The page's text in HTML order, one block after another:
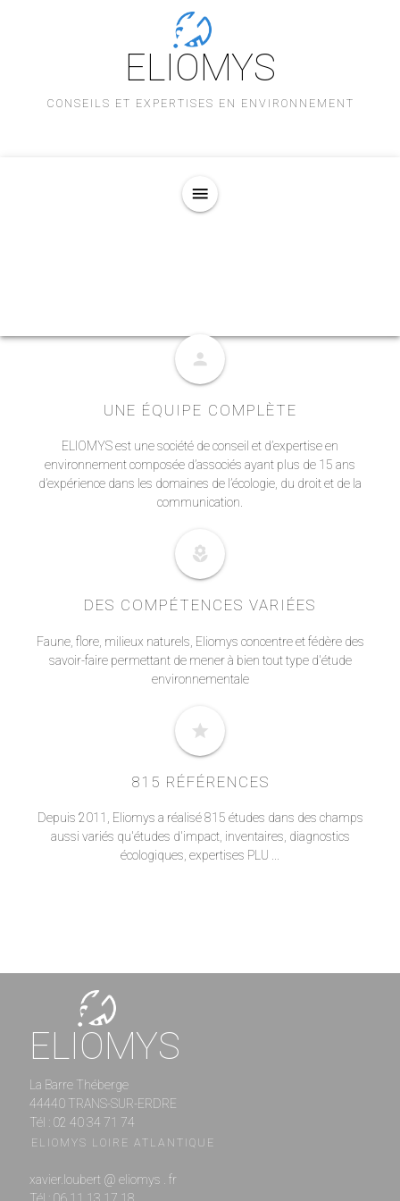
ELIOMYS
CONSEILS ET EXPERTISES EN ENVIRONNEMENT
menu
person
UNE ÉQUIPE COMPLÈTE
ELIOMYS est une société de conseil et d’expertise en
environnement composée d’associés ayant plus de 15 ans
d’expérience dans les domaines de l’écologie, du droit et de la
communication.
local_florist
DES COMPÉTENCES VARIÉES
Faune, flore, milieux naturels, Eliomys concentre et fédère des
savoir-faire permettant de mener à bien tout type d'étude
environnementale
star
815 RÉFÉRENCES
Depuis 2011, Eliomys a réalisé 815 études dans des champs
aussi variés qu'études d'impact, inventaires, diagnostics
écologiques, expertises PLU ...
ELIOMYS
La Barre Théberge
44440 TRANS-SUR-ERDRE
Tél : 02 40 34 71 74
ELIOMYS LOIRE ATLANTIQUE
xavier.loubert @ eliomys . fr